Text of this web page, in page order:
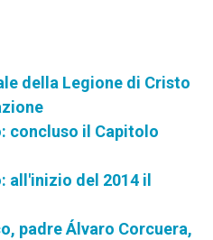
della Legione di Cristo
concluso il Capitolo
all'inizio del 2014 il
padre Álvaro Corcuera,